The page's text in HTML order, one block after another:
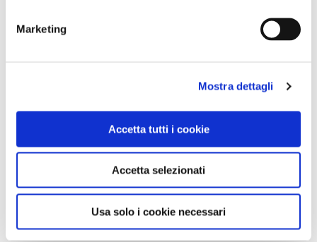
Marketing
Mostra dettagli
Accetta tutti i cookie
Accetta selezionati
Usa solo i cookie necessari